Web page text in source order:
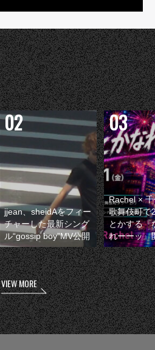
jjean、sheidAをフィー
チャーした最新シング
ル“gossip boy”MV公開
Rachel ×
歌舞伎町で
とかする『
れーーッ』
VIEW MORE